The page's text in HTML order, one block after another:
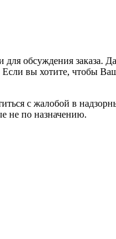
обсуждения заказа.
Если вы хотите, чтобы
с жалобой в
не по назначению.